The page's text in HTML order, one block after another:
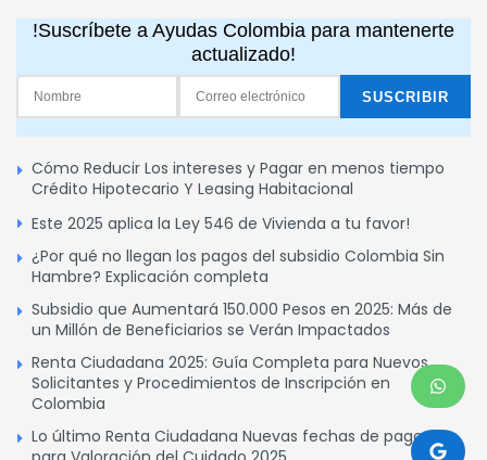
!Suscríbete a Ayudas Colombia para mantenerte
actualizado!
Cómo Reducir Los intereses y Pagar en menos tiempo
Crédito Hipotecario Y Leasing Habitacional
Este 2025 aplica la Ley 546 de Vivienda a tu favor!
¿Por qué no llegan los pagos del subsidio Colombia Sin
Hambre? Explicación completa
Subsidio que Aumentará 150.000 Pesos en 2025: Más de
un Millón de Beneficiarios se Verán Impactados
Renta Ciudadana 2025: Guía Completa para Nuevos
Solicitantes y Procedimientos de Inscripción en
Colombia
Lo último Renta Ciudadana Nuevas fechas de pagos